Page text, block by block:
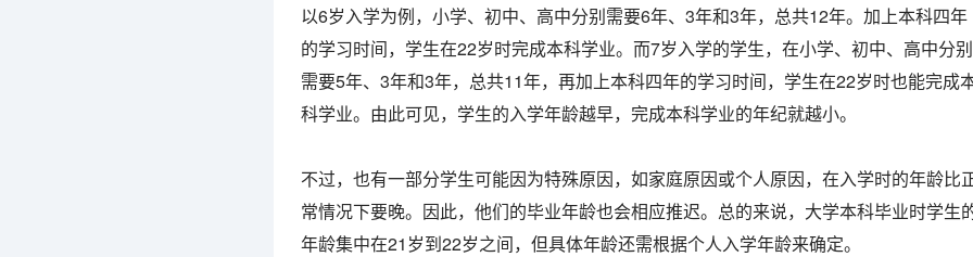
以6岁入学为例，小学、初中、高中分别需要6年、3年和3年，总共12年。加上本科四年
的学习时间，学生在22岁时完成本科学业。而7岁入学的学生，在小学、初中、高中分别
需要5年、3年和3年，总共11年，再加上本科四年的学习时间，学生在22岁时也能完成
科学业。由此可见，学生的入学年龄越早，完成本科学业的年纪就越小。
不过，也有一部分学生可能因为特殊原因，如家庭原因或个人原因，在入学时的年龄比
常情况下要晚。因此，他们的毕业年龄也会相应推迟。总的来说，大学本科毕业时学生
年龄集中在21岁到22岁之间，但具体年龄还需根据个人入学年龄来确定。